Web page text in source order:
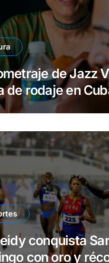
de Jazz
de rodaje en
conquista
con oro y